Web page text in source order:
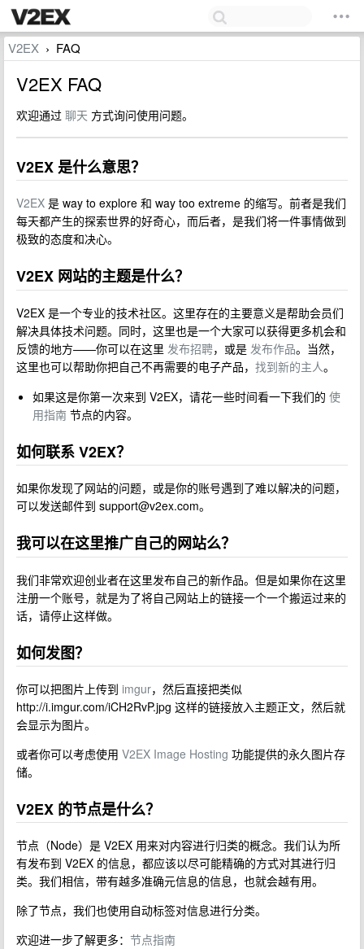
V2EX › FAQ
V2EX FAQ
欢迎通过 聊天 方式询问使用问题。
V2EX 是什么意思？
V2EX 是 way to explore 和 way too extreme 的缩写。前者是我们
每天都产生的探索世界的好奇心，而后者，是我们将一件事情做到
极致的态度和决心。
V2EX 网站的主题是什么？
V2EX 是一个专业的技术社区。这里存在的主要意义是帮助会员们
解决具体技术问题。同时，这里也是一个大家可以获得更多机会和
反馈的地方——你可以在这里 发布招聘，或是 发布作品。当然，
这里也可以帮助你把自己不再需要的电子产品， 找到新的主人。
如果这是你第一次来到 V2EX，请花一些时间看一下我们的 使
用指南 节点的内容。
如何联系 V2EX？
如果你发现了网站的问题，或是你的账号遇到了难以解决的问题，
可以发送邮件到 support@v2ex.com。
我可以在这里推广自己的网站么？
我们非常欢迎创业者在这里发布自己的新作品。但是如果你在这里
注册一个账号，就是为了将自己网站上的链接一个一个搬运过来的
话，请停止这样做。
如何发图？
你可以把图片上传到 imgur，然后直接把类似
http://i.imgur.com/iCH2RvP.jpg 这样的链接放入主题正文，然后就
会显示为图片。
或者你可以考虑使用 V2EX Image Hosting 功能提供的永久图片存
储。
V2EX 的节点是什么？
节点（Node）是 V2EX 用来对内容进行归类的概念。我们认为所
有发布到 V2EX 的信息，都应该以尽可能精确的方式对其进行归
类。我们相信，带有越多准确元信息的信息，也就会越有用。
除了节点，我们也使用自动标签对信息进行分类。
欢迎进一步了解更多： 节点指南